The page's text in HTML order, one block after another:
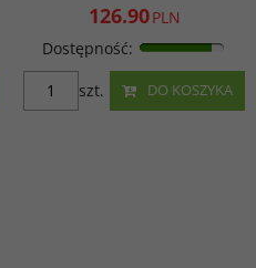
126.90PLN
Dostępność:
DO KOSZYKA
szt.